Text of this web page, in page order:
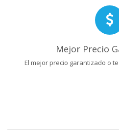
Mejor Precio
El mejor precio garantizado o